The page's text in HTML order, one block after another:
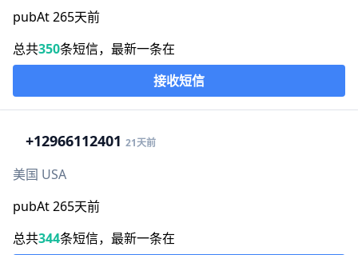
pubAt 265天前
总共350条短信，最新一条在
接收短信
+12966112401 21天前
美国 USA
pubAt 265天前
总共344条短信，最新一条在